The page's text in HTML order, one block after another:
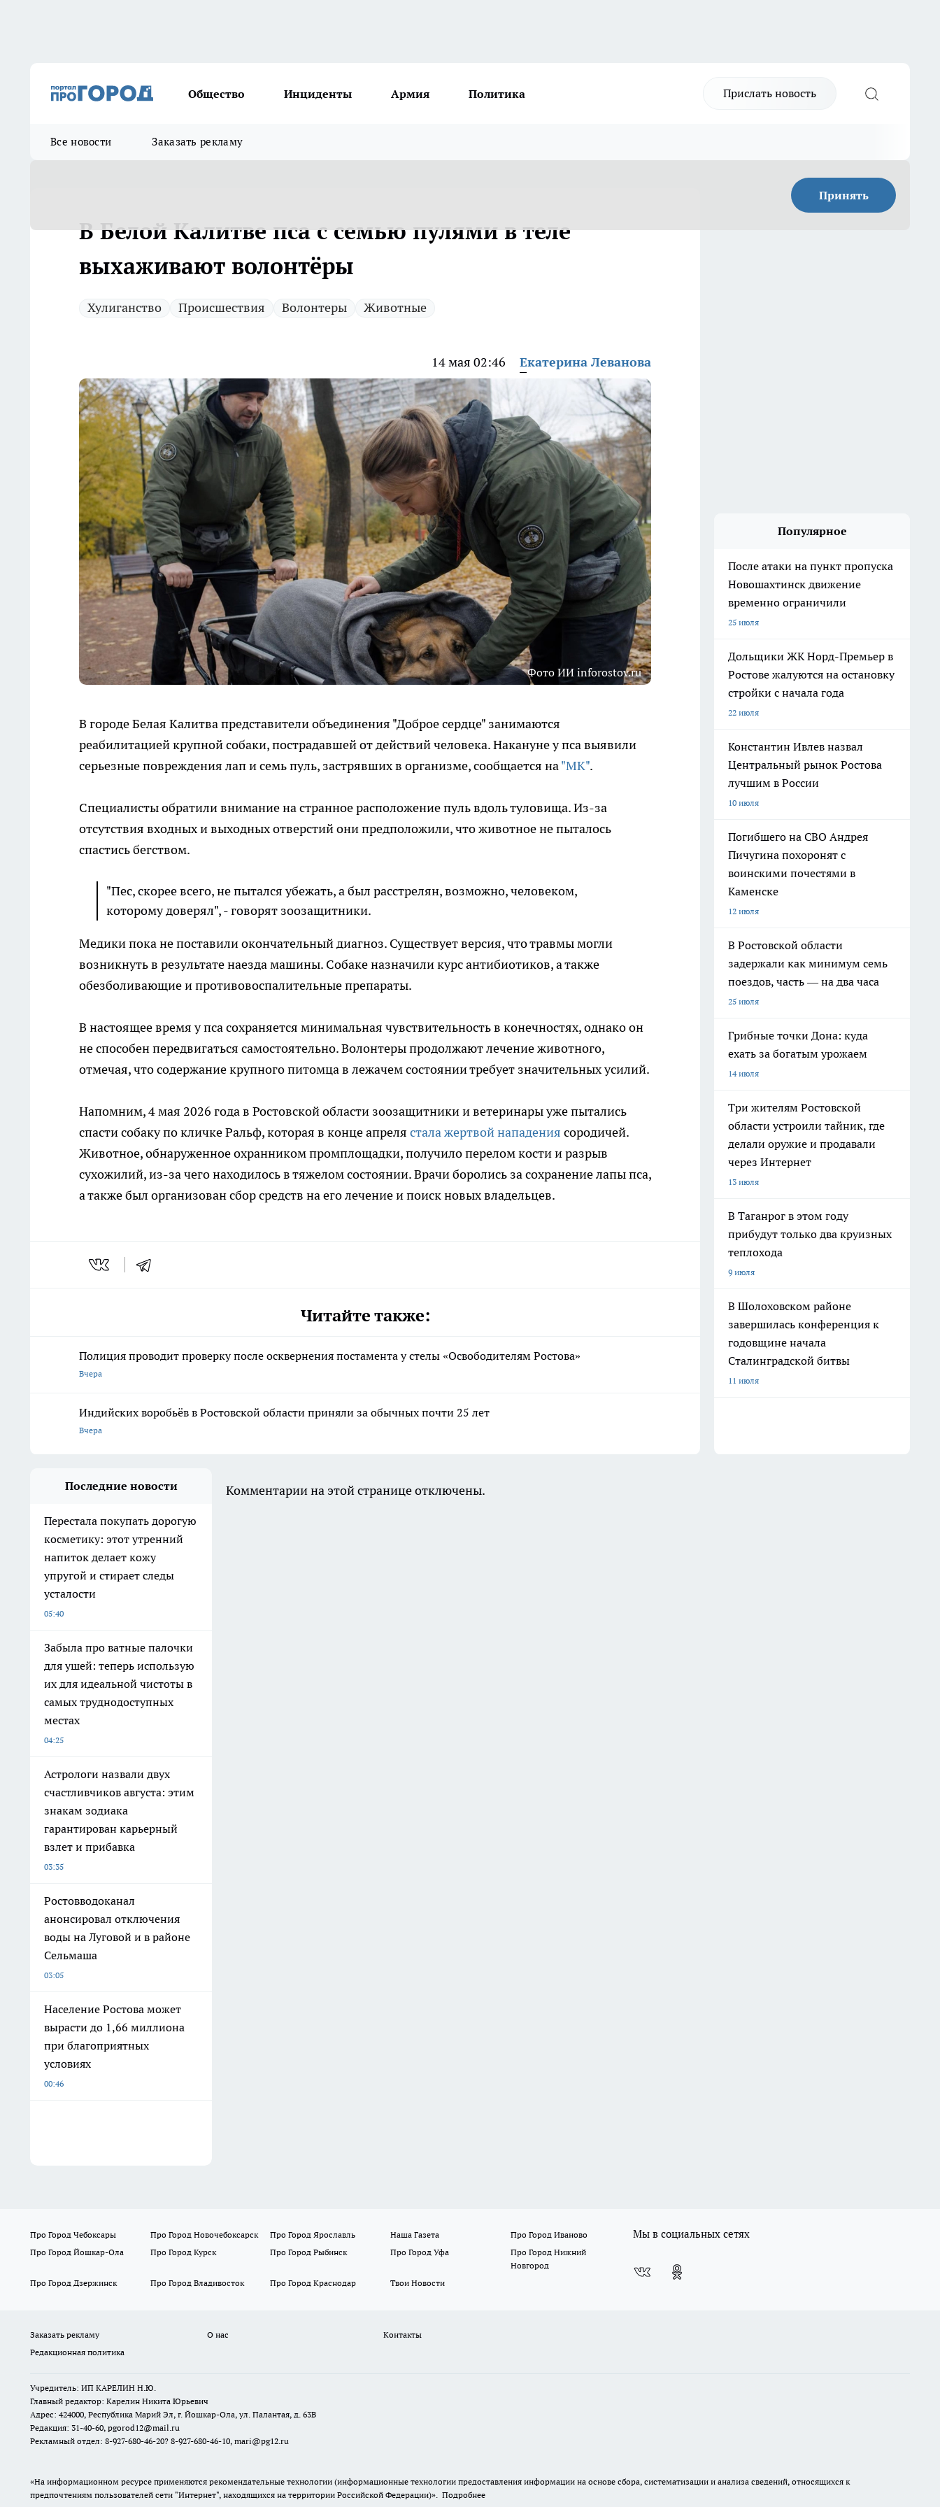
Общество Инциденты Армия Политика Прислать новость
Все новости Заказать рекламу
Принять
В Белой Калитве пса с семью пулями в теле
выхаживают волонтёры
Хулиганство Происшествия Волонтеры Животные
14 мая 02:46 Екатерина Леванова
Фото ИИ inforostov.ru
В городе Белая Калитва представители объединения "Доброе сердце" занимаются
реабилитацией крупной собаки, пострадавшей от действий человека. Накануне у пса выявили
серьезные повреждения лап и семь пуль, застрявших в организме, сообщается на"МК".
Специалисты обратили внимание на странное расположение пуль вдоль туловища. Из-за
отсутствия входных и выходных отверстий они предположили, что животное не пыталось
спастись бегством.
"Пес, скорее всего, не пытался убежать, а был расстрелян, возможно, человеком,
которому доверял", - говорят зоозащитники.
Медики пока не поставили окончательный диагноз. Существует версия, что травмы могли
возникнуть в результате наезда машины. Собаке назначили курс антибиотиков, а также
обезболивающие и противовоспалительные препараты.
В настоящее время у пса сохраняется минимальная чувствительность в конечностях, однако он
не способен передвигаться самостоятельно. Волонтеры продолжают лечение животного,
отмечая, что содержание крупного питомца в лежачем состоянии требует значительных усилий.
Напомним, 4 мая 2026 года в Ростовской области зоозащитники и ветеринары уже пытались
спасти собаку по кличке Ральф, которая в конце апреля стала жертвой нападения сородичей.
Животное, обнаруженное охранником промплощадки, получило перелом кости и разрыв
сухожилий, из-за чего находилось в тяжелом состоянии. Врачи боролись за сохранение лапы пса,
а также был организован сбор средств на его лечение и поиск новых владельцев.
Читайте также:
Полиция проводит проверку после осквернения постамента у стелы «Освободителям Ростова»
Вчера
Индийских воробьёв в Ростовской области приняли за обычных почти 25 лет
Вчера
Популярное
После атаки на пункт пропуска
Новошахтинск движение
временно ограничили
25 июля
Дольщики ЖК Норд-Премьер в
Ростове жалуются на остановку
стройки с начала года
22 июля
Константин Ивлев назвал
Центральный рынок Ростова
лучшим в России
10 июля
Погибшего на СВО Андрея
Пичугина похоронят с
воинскими почестями в
Каменске
12 июля
В Ростовской области
задержали как минимум семь
поездов, часть — на два часа
25 июля
Грибные точки Дона: куда
ехать за богатым урожаем
14 июля
Три жителям Ростовской
области устроили тайник, где
делали оружие и продавали
через Интернет
13 июля
В Таганрог в этом году
прибудут только два круизных
теплохода
9 июля
В Шолоховском районе
завершилась конференция к
годовщине начала
Сталинградской битвы
11 июля
Последние новости
Перестала покупать дорогую
косметику: этот утренний
напиток делает кожу
упругой и стирает следы
усталости
05:40
Забыла про ватные палочки
для ушей: теперь использую
их для идеальной чистоты в
самых труднодоступных
местах
04:25
Астрологи назвали двух
счастливчиков августа: этим
знакам зодиака
гарантирован карьерный
взлет и прибавка
03:35
Ростовводоканал
анонсировал отключения
воды на Луговой и в районе
Сельмаша
03:05
Население Ростова может
вырасти до 1,66 миллиона
при благоприятных
условиях
00:46
Комментарии на этой странице отключены.
Про Город Чебоксары Про Город Новочебоксарск Про Город Ярославль Наша Газета
Про Город Иваново
Про Город Йошкар-Ола
Про Город Курск Про Город Рыбинск Про Город Уфа
Про Город Нижний
Новгород
Про Город Дзержинск
Про Город Владивосток Про Город Краснодар Твои Новости
Мы в социальных сетях
Заказать рекламу О нас
Контакты
Редакционная политика
Учредитель: ИП КАРЕЛИН Н.Ю.
Главный редактор: Карелин Никита Юрьевич
Адрес: 424000, Республика Марий Эл, г. Йошкар-Ола, ул. Палантая, д. 63В
Редакция: 31-40-60, pgorod12@mail.ru
Рекламный отдел: 8-927-680-46-20? 8-927-680-46-10, mari@pg12.ru
«На информационном ресурсе применяются рекомендательные технологии (информационные технологии предоставления информации на основе сбора, систематизации и анализа сведений, относящихся к
предпочтениям пользователей сети "Интернет", находящихся на территории Российской Федерации)». Подробнее